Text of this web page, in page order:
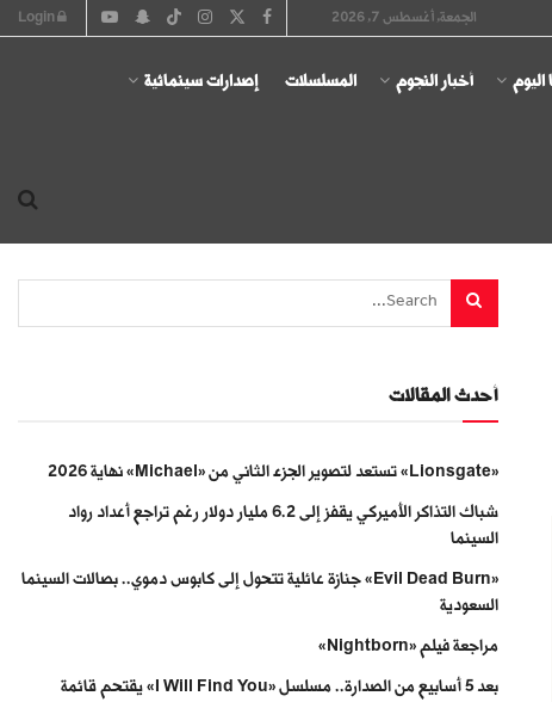
الجمعة, أغسطس 7, 2026
اليوم أخبار النجوم المسلسلات إصدارات سينمائية
أحدث المقالات
«Lionsgate» تستعد لتصوير الجزء الثاني من «Michael» نهاية 2026
شباك التذاكر الأميركي يقفز إلى 6.2 مليار دولار رغم تراجع أعداد رواد
السينما
«Evil Dead Burn» جنازة عائلية تتحول إلى كابوس دموي.. بصالات السينما
السعودية
مراجعة فيلم «Nightborn»
بعد 5 أسابيع من الصدارة.. مسلسل «I Will Find You» يقتحم قائمة